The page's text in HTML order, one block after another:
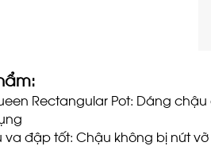
Rectangular Pot: Dáng
va đập tốt: Chậu không bị nứt